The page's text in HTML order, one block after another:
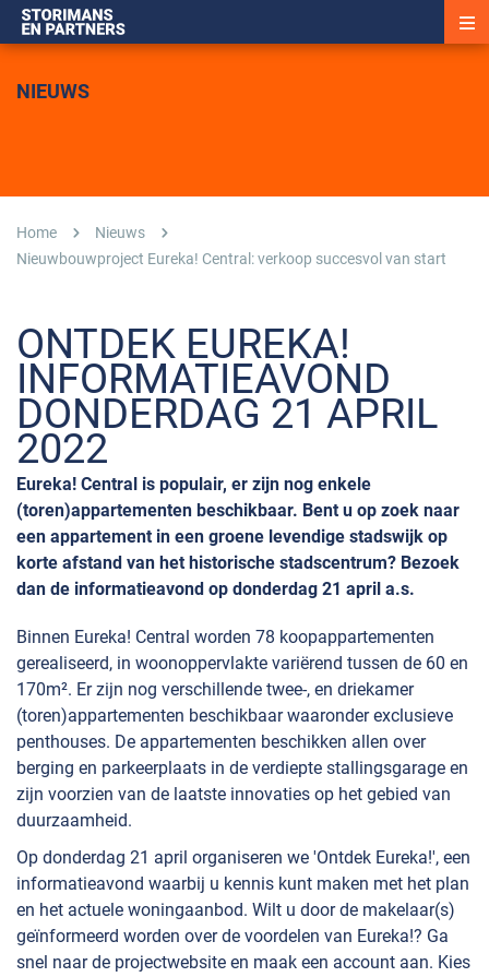
NIEUWS
Home
Nieuws
Nieuwbouwproject Eureka! Central: verkoop succesvol van start
ONTDEK EUREKA!
INFORMATIEAVOND
DONDERDAG 21 APRIL
2022
Eureka! Central is populair, er zijn nog enkele
(toren)appartementen beschikbaar. Bent u op zoek naar
een appartement in een groene levendige stadswijk op
korte afstand van het historische stadscentrum? Bezoek
dan de informatieavond op donderdag 21 april a.s.
Binnen Eureka! Central worden 78 koopappartementen
gerealiseerd, in woonoppervlakte variërend tussen de 60 en
170m². Er zijn nog verschillende twee-, en driekamer
(toren)appartementen beschikbaar waaronder exclusieve
penthouses. De appartementen beschikken allen over
berging en parkeerplaats in de verdiepte stallingsgarage en
zijn voorzien van de laatste innovaties op het gebied van
duurzaamheid.
Op donderdag 21 april organiseren we 'Ontdek Eureka!', een
informatieavond waarbij u kennis kunt maken met het plan
en het actuele woningaanbod. Wilt u door de makelaar(s)
geïnformeerd worden over de voordelen van Eureka!? Ga
snel naar de projectwebsite en maak een account aan. Kies